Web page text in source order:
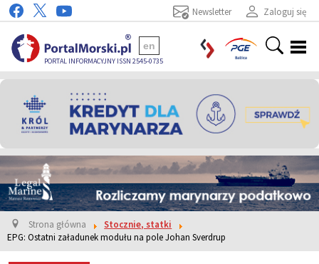
Zaloguj się
Newsletter
PORTAL INFORMACYJNY ISSN 2545-0735
en
Strona główna
Stocznie, statki
EPG: Ostatni załadunek modułu na pole Johan Sverdrup